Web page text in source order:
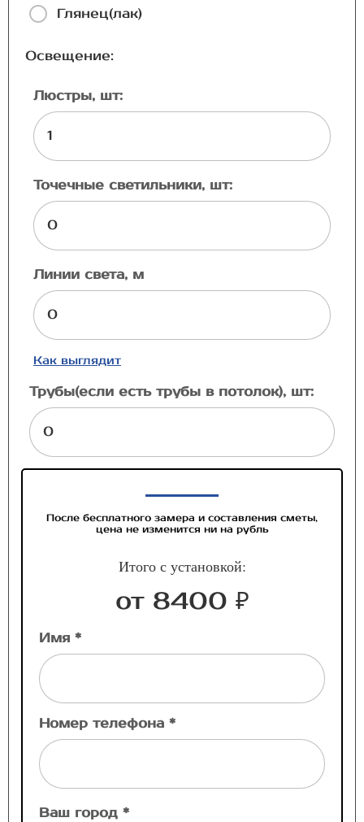
Глянец(лак)
Освещение:
Люстры, шт:
Точечные светильники, шт:
Линии света, м
Как выглядит
Трубы(если есть трубы в потолок), шт:
После бесплатного замера и составления сметы,
цена не изменится ни на рубль
Итого с установкой:
от 8400 ₽
Имя *
Номер телефона *
Ваш город *